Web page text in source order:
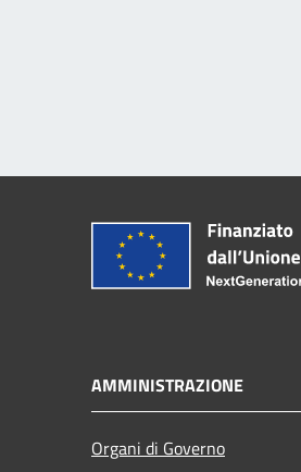
AMMINISTRAZIONE
Organi di Governo